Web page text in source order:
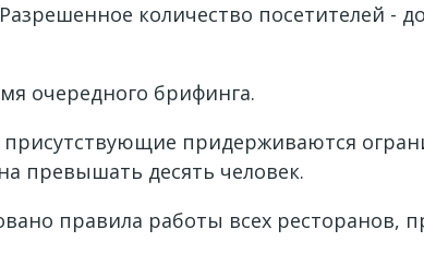
количество посетителей -
очередного брифинга.
придерживаются
превышать десять человек.
правила работы всех